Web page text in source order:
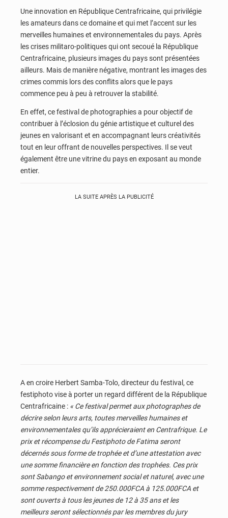
Une innovation en République Centrafricaine, qui privilégie
les amateurs dans ce domaine et qui met l’accent sur les
merveilles humaines et environnementales du pays. Après
les crises militaro-politiques qui ont secoué la République
Centrafricaine, plusieurs images du pays sont présentées
ailleurs. Mais de manière négative, montrant les images des
crimes commis lors des conflits alors que le pays
commence peu à peu à retrouver la stabilité.
En effet, ce festival de photographies a pour objectif de
contribuer à l’éclosion du génie artistique et culturel des
jeunes en valorisant et en accompagnant leurs créativités
tout en leur offrant de nouvelles perspectives. Il se veut
également être une vitrine du pays en exposant au monde
entier.
LA SUITE APRÈS LA PUBLICITÉ
A en croire Herbert Samba-Tolo, directeur du festival, ce
festiphoto vise à porter un regard différent de la République
Centrafricaine : « Ce festival permet aux photographes de
décrire selon leurs arts, toutes merveilles humaines et
environnementales qu’ils apprécieraient en Centrafrique. Le
prix et récompense du Festiphoto de Fatima seront
décernés sous forme de trophée et d’une attestation avec
une somme financière en fonction des trophées. Ces prix
sont Sabango et environnement social et naturel, avec une
somme respectivement de 250.000FCA à 125.000FCA et
sont ouverts à tous les jeunes de 12 à 35 ans et les
meilleurs seront sélectionnés par les membres du jury